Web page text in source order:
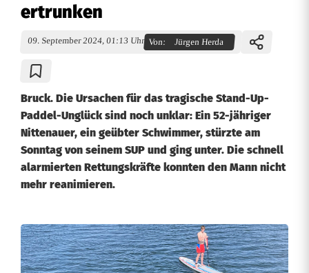
ertrunken
09. September 2024, 01:13 Uhr Von: Jürgen Herda
Bruck. Die Ursachen für das tragische Stand-Up-
Paddel-Unglück sind noch unklar: Ein 52-jähriger
Nittenauer, ein geübter Schwimmer, stürzte am
Sonntag von seinem SUP und ging unter. Die schnell
alarmierten Rettungskräfte konnten den Mann nicht
mehr reanimieren.
S
t